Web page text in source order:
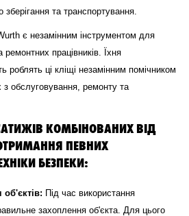
та транспортування.
є незамінним інструментом для
працівників. Їхня
роблять ці кліщі незамінним помічником
обслуговування, ремонту та
КОМБІНОВАНИХ ВІД
ПЕВНИХ
БЕЗПЕКИ:
Під час використання
захоплення об'єкта. Для цього